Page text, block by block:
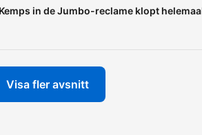
Kemps in de Jumbo-reclame klopt
Visa fler avsnitt